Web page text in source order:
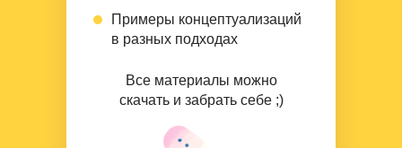
Примеры концептуализаций
в разных подходах
Все материалы можно
скачать и забрать себе ;)